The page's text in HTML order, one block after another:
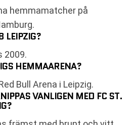
hemmamatcher på
LEIPZIG?
2009.
HEMMAARENA?
Bull Arena i Leipzig.
VANLIGEN MED FC ST.